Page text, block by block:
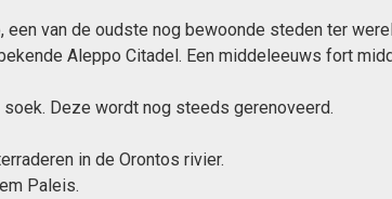
van de oudste nog bewoonde steden ter
Aleppo Citadel. Een middeleeuws fort
Deze wordt nog steeds gerenoveerd.
in de Orontos rivier.
Paleis.